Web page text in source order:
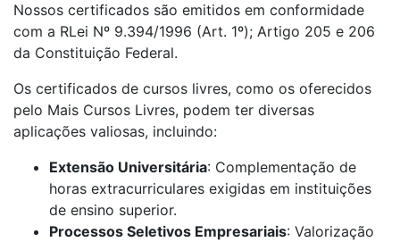
Nossos certificados são emitidos em conformidade
com a RLei Nº 9.394/1996 (Art. 1º); Artigo 205 e 206
da Constituição Federal.
Os certificados de cursos livres, como os oferecidos
pelo Mais Cursos Livres, podem ter diversas
aplicações valiosas, incluindo:
Extensão Universitária: Complementação de
horas extracurriculares exigidas em instituições
de ensino superior.
Processos Seletivos Empresariais: Valorização